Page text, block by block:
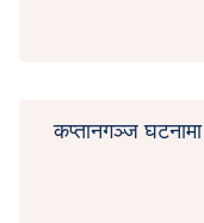
कप्तानगञ्ज